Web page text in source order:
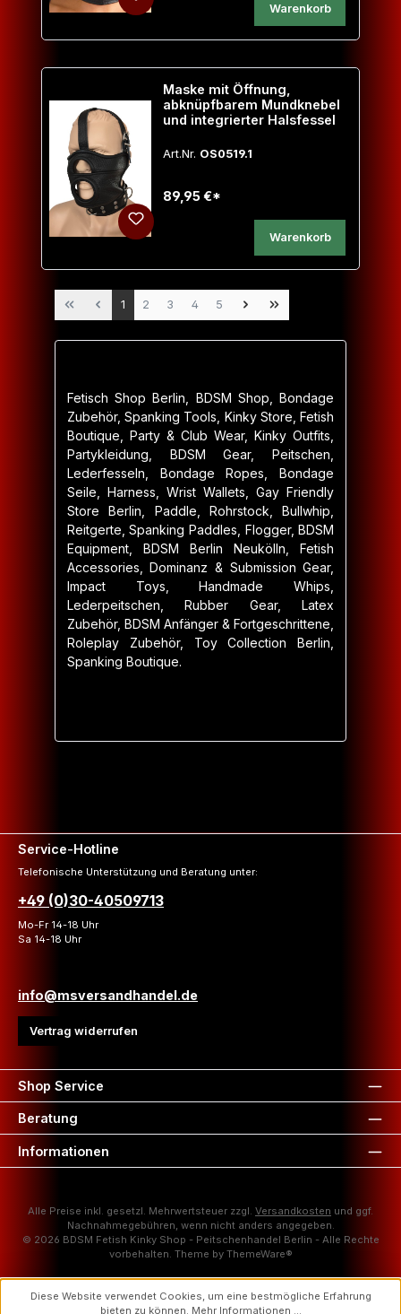
Warenkorb
Maske mit Öffnung,
abknüpfbarem Mundknebel
und integrierter Halsfessel
Art.Nr. OS0519.1
89,95 €*
Warenkorb
Seite
1 Seite
2 Seite
3 Seite
4 Seite
5
Fetisch Shop Berlin, BDSM Shop, Bondage
Zubehör, Spanking Tools, Kinky Store, Fetish
Boutique, Party & Club Wear, Kinky Outfits,
Partykleidung, BDSM Gear, Peitschen,
Lederfesseln, Bondage Ropes, Bondage
Seile, Harness, Wrist Wallets, Gay Friendly
Store Berlin, Paddle, Rohrstock, Bullwhip,
Reitgerte, Spanking Paddles, Flogger, BDSM
Equipment, BDSM Berlin Neukölln, Fetish
Accessories, Dominanz & Submission Gear,
Impact Toys, Handmade Whips,
Lederpeitschen, Rubber Gear, Latex
Zubehör, BDSM Anfänger & Fortgeschrittene,
Roleplay Zubehör, Toy Collection Berlin,
Spanking Boutique.
Service-Hotline
Telefonische Unterstützung und Beratung unter:
+49 (0)30-40509713
Mo-Fr 14-18 Uhr
Sa 14-18 Uhr
info@msversandhandel.de
Vertrag widerrufen
Shop Service
Beratung
Informationen
Alle Preise inkl. gesetzl. Mehrwertsteuer zzgl. Versandkosten und ggf.
Nachnahmegebühren, wenn nicht anders angegeben.
© 2026 BDSM Fetish Kinky Shop - Peitschenhandel Berlin - Alle Rechte
vorbehalten. Theme by ThemeWare®
Diese Website verwendet Cookies, um eine bestmögliche Erfahrung
bieten zu können. Mehr Informationen ...